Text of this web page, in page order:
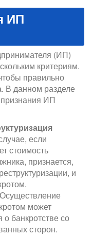
ИП
(ИП)
критериям.
правильно
В данном разделе
ИП
если
стоимость
признается,
и
Осуществление
может
о банкротстве со
сторон.